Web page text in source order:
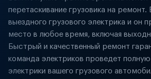
перетаскивание грузовика на ремонт.
выездного грузового электрика и он
место в любое время, включая
Быстрый и качественный ремонт
команда электриков проведет полную
электрики вашего грузового